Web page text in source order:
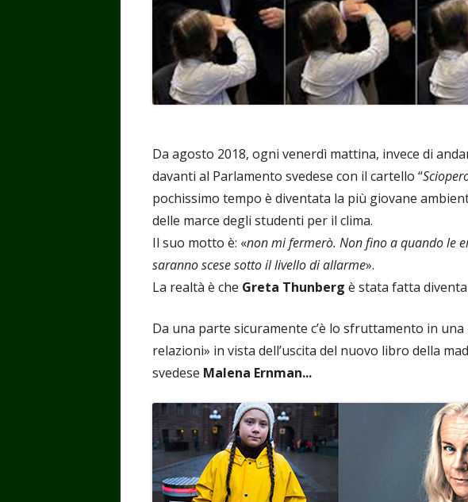
Da agosto 2018, ogni venerdì mattina, invece di
davanti al Parlamento svedese con il cartello “
pochissimo tempo è diventata la più giovane
delle marce degli studenti per il clima.
Il suo motto è: «non mi fermerò. Non fino a quando le
saranno scese sotto il livello di allarme».
La realtà è che Greta Thunberg è stata fatta
Da una parte sicuramente c’è lo sfruttamento in
relazioni» in vista dell’uscita del nuovo libro della
svedese Malena Ernman...